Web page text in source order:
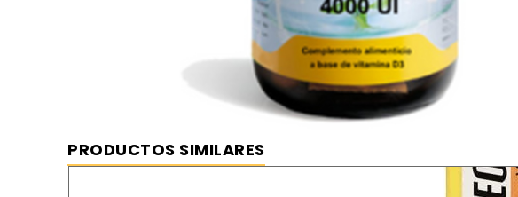
Vitamina D 4000 Ui 60 cápsulas cfn
⦿ MEJOR PRECIO GARANTIZADO
PRODUCTOS SIMILARES